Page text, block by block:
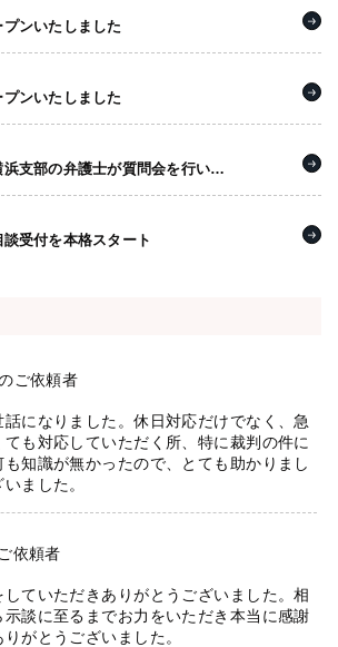
ンいたしました
ンいたしました
支部の弁護士が質問会を行いま
受付を本格スタート
ご依頼者
になりました。休日対応だけでなく、急
も対応していただく所、特に裁判の件に
知識が無かったので、とても助かりまし
ました。
依頼者
していただきありがとうございました。相
談に至るまでお力をいただき本当に感謝
がとうございました。